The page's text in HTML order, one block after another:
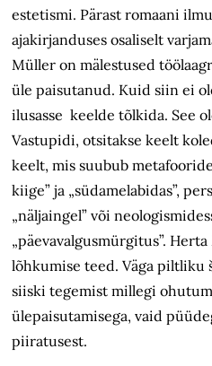
estetismi. Pärast romaani
ajakirjanduses osaliselt
Müller on mälestused
üle paisutanud. Kuid siin ei
ilusasse keelde tõlkida. See
Vastupidi, otsitakse keelt
keelt, mis suubub
kiige” ja „südamelabidas”,
„näljaingel” või
„päevavalgusmürgitus”.
lõhkumise teed. Väga piltliku
siiski tegemist millegi
ülepaisutamisega, vaid
piiratusest.